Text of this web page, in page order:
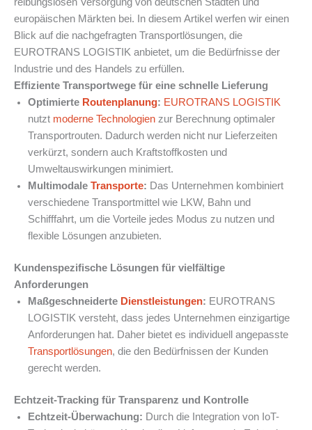
reibungslosen Versorgung von deutschen Städten und
europäischen Märkten bei. In diesem Artikel werfen wir einen
Blick auf die nachgefragten Transportlösungen, die
EUROTRANS LOGISTIK anbietet, um die Bedürfnisse der
Industrie und des Handels zu erfüllen.
Effiziente Transportwege für eine schnelle Lieferung
Optimierte Routenplanung: EUROTRANS LOGISTIK
nutzt moderne Technologien zur Berechnung optimaler
Transportrouten. Dadurch werden nicht nur Lieferzeiten
verkürzt, sondern auch Kraftstoffkosten und
Umweltauswirkungen minimiert.
Multimodale Transporte: Das Unternehmen kombiniert
verschiedene Transportmittel wie LKW, Bahn und
Schifffahrt, um die Vorteile jedes Modus zu nutzen und
flexible Lösungen anzubieten.
Kundenspezifische Lösungen für vielfältige
Anforderungen
Maßgeschneiderte Dienstleistungen: EUROTRANS
LOGISTIK versteht, dass jedes Unternehmen einzigartige
Anforderungen hat. Daher bietet es individuell angepasste
Transportlösungen, die den Bedürfnissen der Kunden
gerecht werden.
Echtzeit-Tracking für Transparenz und Kontrolle
Echtzeit-Überwachung: Durch die Integration von IoT-